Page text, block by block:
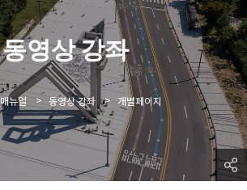
동영상 강좌
매뉴얼 > 동영상 강좌 > 개별페이지